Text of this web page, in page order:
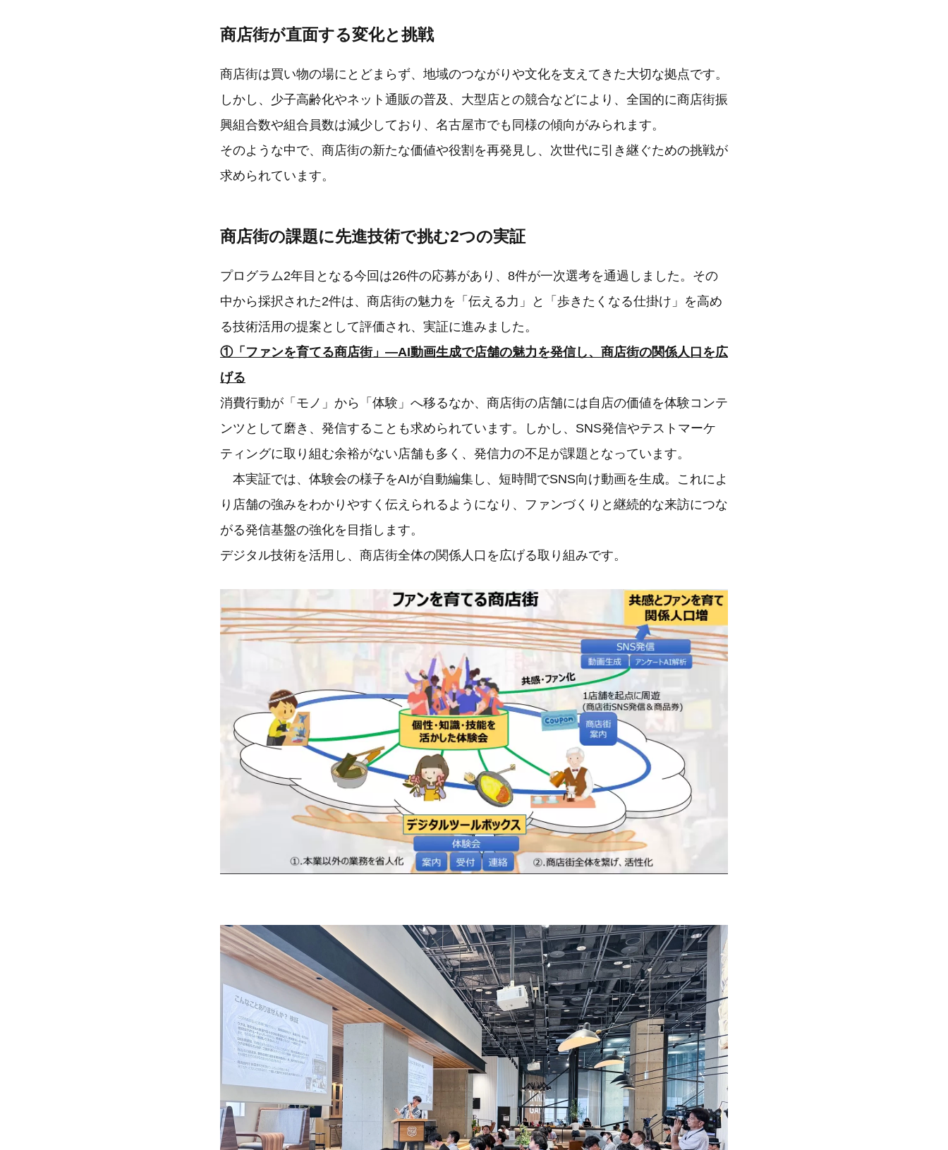
商店街が直面する変化と挑戦
商店街は買い物の場にとどまらず、地域のつながりや文化を支えてきた大切な拠点です。
しかし、少子高齢化やネット通販の普及、大型店との競合などにより、全国的に商店街振
興組合数や組合員数は減少しており、名古屋市でも同様の傾向がみられます。
そのような中で、商店街の新たな価値や役割を再発見し、次世代に引き継ぐための挑戦が
求められています。
商店街の課題に先進技術で挑む2つの実証
プログラム2年目となる今回は26件の応募があり、8件が一次選考を通過しました。その
中から採択された2件は、商店街の魅力を「伝える力」と「歩きたくなる仕掛け」を高め
る技術活用の提案として評価され、実証に進みました。
①「ファンを育てる商店街」―AI動画生成で店舗の魅力を発信し、商店街の関係人口を広
げる
消費行動が「モノ」から「体験」へ移るなか、商店街の店舗には自店の価値を体験コンテ
ンツとして磨き、発信することも求められています。しかし、SNS発信やテストマーケ
ティングに取り組む余裕がない店舗も多く、発信力の不足が課題となっています。
本実証では、体験会の様子をAIが自動編集し、短時間でSNS向け動画を生成。これによ
り店舗の強みをわかりやすく伝えられるようになり、ファンづくりと継続的な来訪につな
がる発信基盤の強化を目指します。
デジタル技術を活用し、商店街全体の関係人口を広げる取り組みです。